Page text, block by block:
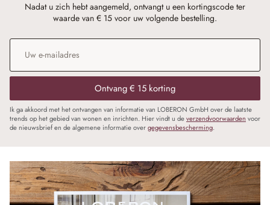
Nadat u zich hebt aangemeld, ontvangt u een kortingscode ter
waarde van € 15 voor uw volgende bestelling.
E-mailadres
Ontvang € 15 korting
Ik ga akkoord met het ontvangen van informatie van LOBERON GmbH over de laatste
trends op het gebied van wonen en inrichten. Hier vindt u deverzendvoorwaarden voor
de nieuwsbrief en de algemene informatie overgegevensbescherming.